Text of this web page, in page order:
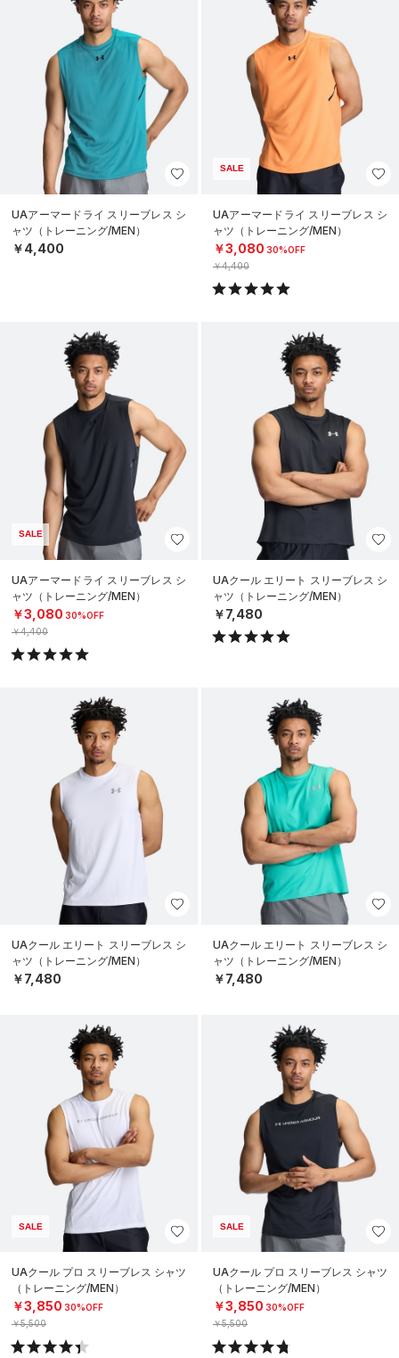
UAアーマードライ スリーブレス シ
ャツ（トレーニング/MEN）
￥4,400
SALE
UAアーマードライ スリーブレス シ
ャツ（トレーニング/MEN）
￥3,080 30%OFF
￥4,400
SALE
UAアーマードライ スリーブレス シ
ャツ（トレーニング/MEN）
￥3,080 30%OFF
￥4,400
UAクール エリート スリーブレス シ
ャツ（トレーニング/MEN）
￥7,480
UAクール エリート スリーブレス シ
ャツ（トレーニング/MEN）
￥7,480
UAクール エリート スリーブレス シ
ャツ（トレーニング/MEN）
￥7,480
SALE
UAクール プロ スリーブレス シャツ
（トレーニング/MEN）
￥3,850 30%OFF
￥5,500
SALE
UAクール プロ スリーブレス シャツ
（トレーニング/MEN）
￥3,850 30%OFF
￥5,500